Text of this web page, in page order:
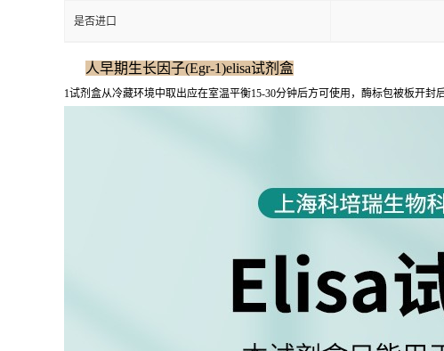
是否进口
人早期生长因子(Egr-1)elisa试剂盒
1试剂盒从冷藏环境中取出应在室温平衡15-30分钟后方可使用，酶标包被板开封